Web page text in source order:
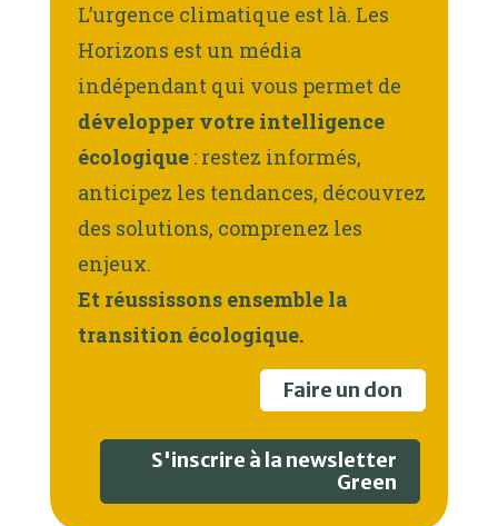
L’urgence climatique est là. Les
Horizons est un média
indépendant qui vous permet de
développer votre intelligence
écologique : restez informés,
anticipez les tendances, découvrez
des solutions, comprenez les
enjeux.
Et réussissons ensemble la
transition écologique.
Faire un don
S'inscrire à la newsletter
Green